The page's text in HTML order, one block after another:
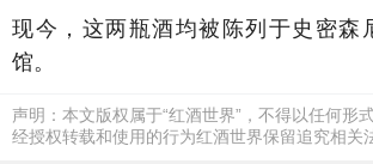
现今，这两瓶酒均被陈列于史密森
馆。
声明：本文版权属于“红酒世界”，不得以任何形
经授权转载和使用的行为红酒世界保留追究相关